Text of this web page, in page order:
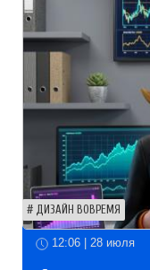
ДИЗАЙН ВОВРЕМЯ
12:06 | 28 июля